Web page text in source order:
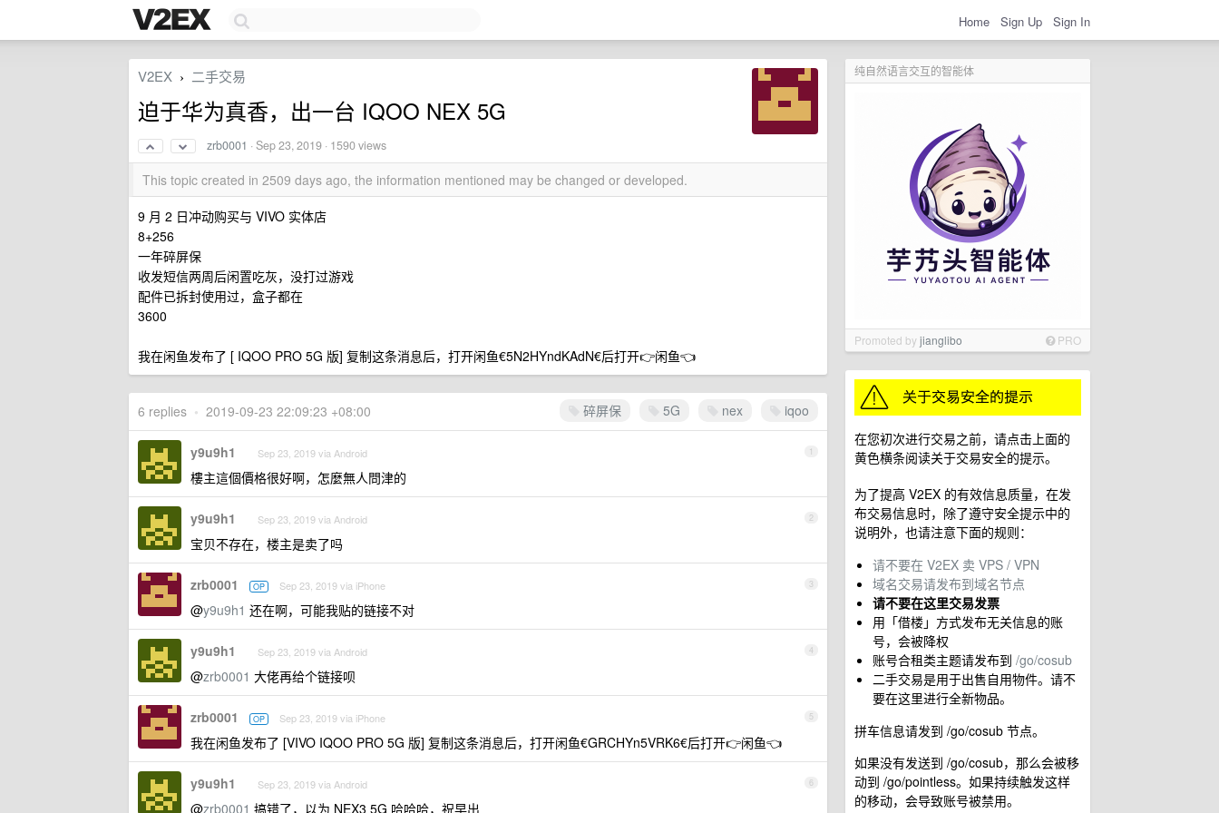
Home Sign Up Sign In
纯自然语言交互的智能体
Promoted byjianglibo PRO
在您初次进行交易之前，请点击上面的
黄色横条阅读关于交易安全的提示。
为了提高 V2EX 的有效信息质量，在发
布交易信息时，除了遵守安全提示中的
说明外，也请注意下面的规则：
请不要在 V2EX 卖 VPS / VPN
域名交易请发布到域名节点
请不要在这里交易发票
用「借楼」方式发布无关信息的账
号，会被降权
账号合租类主题请发布到 /go/cosub
二手交易是用于出售自用物件。请不
要在这里进行全新物品。
拼车信息请发到 /go/cosub 节点。
如果没有发送到 /go/cosub，那么会被移
动到 /go/pointless。如果持续触发这样
的移动，会导致账号被禁用。
V2EX › 二手交易
迫于华为真香，出一台 IQOO NEX 5G
zrb0001 ·Sep 23, 2019 · 1590 views
This topic created in 2509 days ago, the information mentioned may be changed or developed.
9 月 2 日冲动购买与 VIVO 实体店
8+256
一年碎屏保
收发短信两周后闲置吃灰，没打过游戏
配件已拆封使用过，盒子都在
3600
我在闲鱼发布了 [ IQOO PRO 5G 版] 复制这条消息后，打开闲鱼€5N2HYndKAdN€后打开👉闲鱼👈
碎屏保 5G nex iqoo
6 replies • 2019-09-23 22:09:23 +08:00
1
y9u9h1 Sep 23, 2019 via Android
樓主這個價格很好啊，怎麼無人問津的
2
y9u9h1 Sep 23, 2019 via Android
宝贝不存在，楼主是卖了吗
3
zrb0001 OP Sep 23, 2019 via iPhone
@y9u9h1 还在啊，可能我贴的链接不对
4
y9u9h1 Sep 23, 2019 via Android
@zrb0001 大佬再给个链接呗
5
zrb0001 OP Sep 23, 2019 via iPhone
我在闲鱼发布了 [VIVO IQOO PRO 5G 版] 复制这条消息后，打开闲鱼€GRCHYn5VRK6€后打开👉闲鱼👈
6
y9u9h1 Sep 23, 2019 via Android
@zrb0001 搞错了，以为 NEX3 5G 哈哈哈，祝早出